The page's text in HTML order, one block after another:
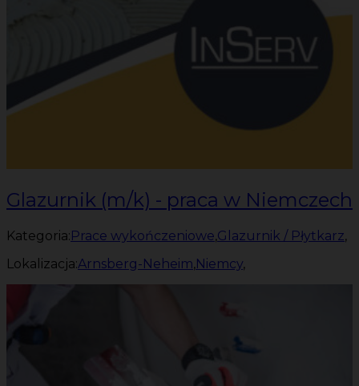
Glazurnik (m/k) - praca w Niemczech
Kategoria:Prace wykończeniowe,Glazurnik / Płytkarz,
Lokalizacja:Arnsberg-Neheim,Niemcy,